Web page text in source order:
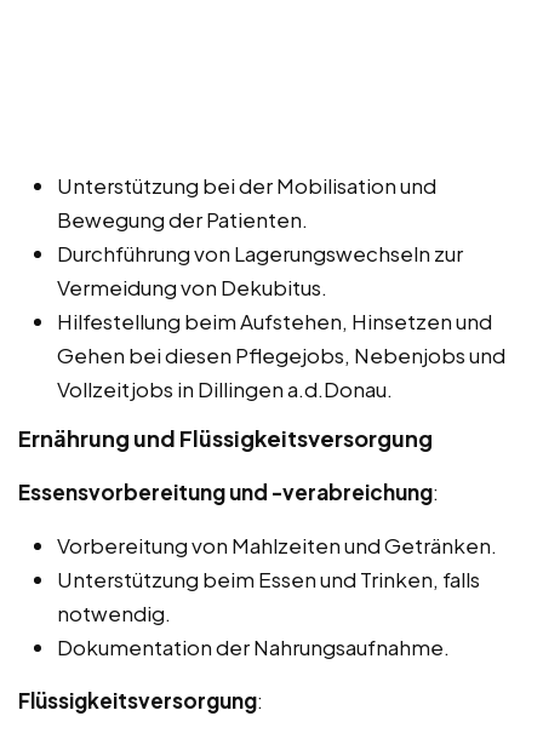
Unterstützung bei der Mobilisation und
Bewegung der Patienten.
Durchführung von Lagerungswechseln zur
Vermeidung von Dekubitus.
Hilfestellung beim Aufstehen, Hinsetzen und
Gehen bei diesen Pflegejobs, Nebenjobs und
Vollzeitjobs in Dillingen a.d.Donau.
Ernährung und Flüssigkeitsversorgung
Essensvorbereitung und -verabreichung:
Vorbereitung von Mahlzeiten und Getränken.
Unterstützung beim Essen und Trinken, falls
notwendig.
Dokumentation der Nahrungsaufnahme.
Flüssigkeitsversorgung: